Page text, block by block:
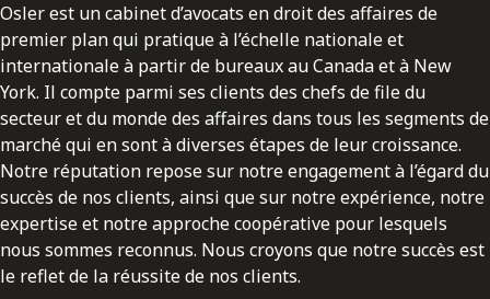
Osler est un cabinet d’avocats en droit des affaires de
premier plan qui pratique à l’échelle nationale et
internationale à partir de bureaux au Canada et à New
York. Il compte parmi ses clients des chefs de file du
secteur et du monde des affaires dans tous les segments de
marché qui en sont à diverses étapes de leur croissance.
Notre réputation repose sur notre engagement à l’égard du
succès de nos clients, ainsi que sur notre expérience, notre
expertise et notre approche coopérative pour lesquels
nous sommes reconnus. Nous croyons que notre succès est
le reflet de la réussite de nos clients.